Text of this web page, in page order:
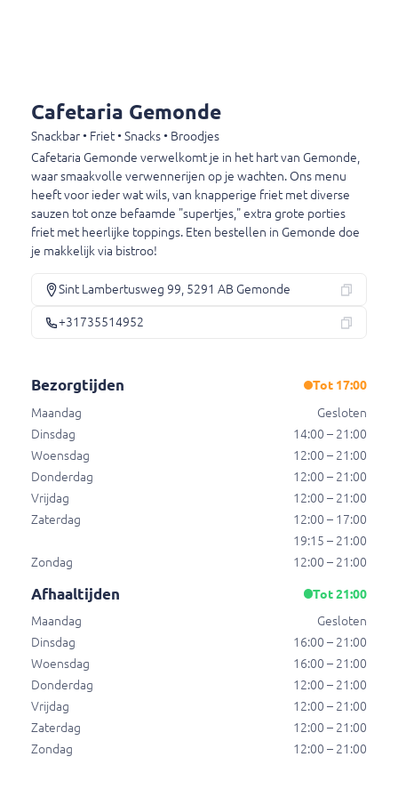
Broodje kip saté burger
€ 4,95
Broodje Las Vegas burger
Broodje Las Vegas burger
€ 4,95
Met joppiesaus.
Broodje mexicano burger
Broodje mexicano burger
€ 5,50
Kip wrap honing
€ 5,50
Kip wrap chili
Kip wrap chili
€ 5,50
Cafetaria Gemonde
Snackbar • Friet • Snacks • Broodjes
Cafetaria Gemonde verwelkomt je in het hart van Gemonde,
waar smaakvolle verwennerijen op je wachten. Ons menu
heeft voor ieder wat wils, van knapperige friet met diverse
sauzen tot onze befaamde "supertjes," extra grote porties
friet met heerlijke toppings. Eten bestellen in Gemonde doe
je makkelijk via bistroo!
Sint Lambertusweg 99, 5291 AB Gemonde
+31735514952
Bezorgtijden
Tot 17:00
Maandag
Gesloten
Dinsdag
14:00 – 21:00
Woensdag
12:00 – 21:00
Donderdag
12:00 – 21:00
Vrijdag
12:00 – 21:00
Zaterdag
12:00 – 17:00
19:15 – 21:00
Zondag
12:00 – 21:00
Afhaaltijden
Tot 21:00
Maandag
Gesloten
Dinsdag
16:00 – 21:00
Woensdag
16:00 – 21:00
Donderdag
12:00 – 21:00
Vrijdag
12:00 – 21:00
Zaterdag
12:00 – 21:00
Zondag
12:00 – 21:00